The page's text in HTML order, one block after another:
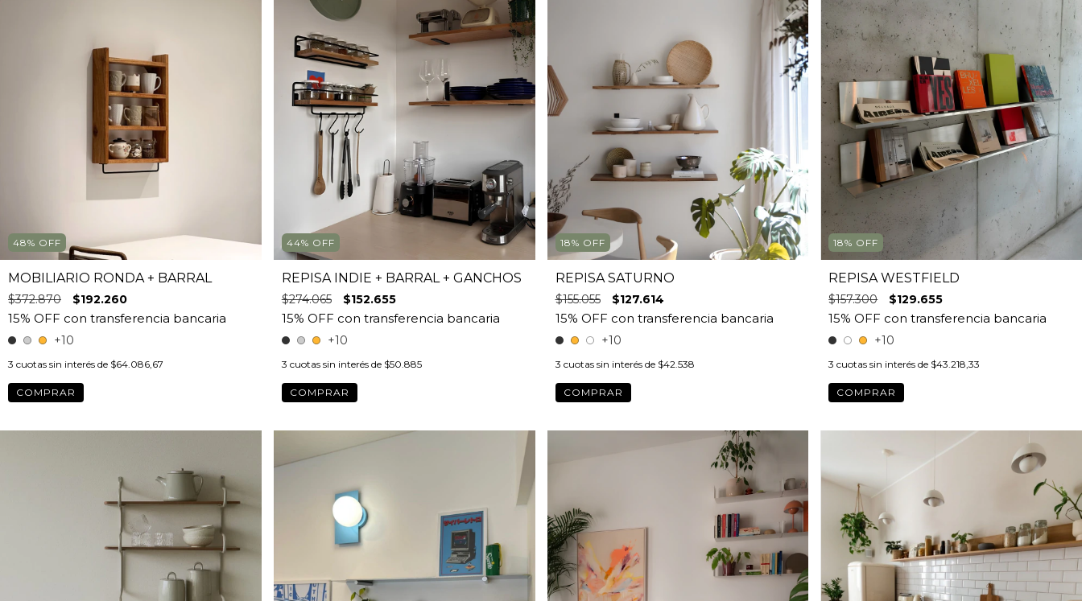
48% OFF
MOBILIARIO RONDA + BARRAL
$372.870 $192.260
+10
3 cuotas sin interés de $64.086,67
COMPRAR
44% OFF
REPISA INDIE + BARRAL + GANCHOS
$274.065 $152.655
+10
3 cuotas sin interés de $50.885
COMPRAR
18% OFF
REPISA SATURNO
$155.055 $127.614
+10
3 cuotas sin interés de $42.538
COMPRAR
18% OFF
REPISA WESTFIELD
$157.300 $129.655
+10
3 cuotas sin interés de $43.218,33
COMPRAR